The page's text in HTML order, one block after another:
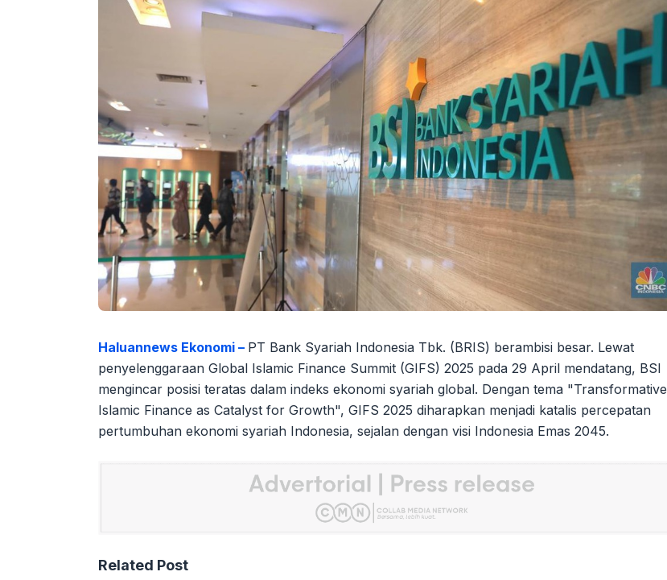
Haluannews Ekonomi – PT Bank Syariah Indonesia Tbk. (BRIS) berambisi besar. Lewat
penyelenggaraan Global Islamic Finance Summit (GIFS) 2025 pada 29 April mendatang, BSI
mengincar posisi teratas dalam indeks ekonomi syariah global. Dengan tema "Transformative
Islamic Finance as Catalyst for Growth", GIFS 2025 diharapkan menjadi katalis percepatan
pertumbuhan ekonomi syariah Indonesia, sejalan dengan visi Indonesia Emas 2045.
Related Post